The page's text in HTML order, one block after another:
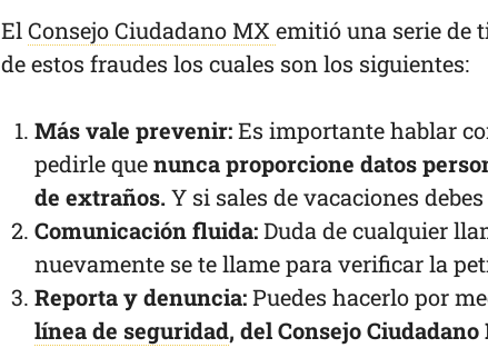
ElConsejo Ciudadano MX emitió una serie de
de estos fraudes los cuales son los siguientes:
Más vale prevenir:Es importante hablar
pedirle quenunca proporcione datos
de extraños.Y si sales de vacaciones
Comunicación fluida:Duda de cualquier
nuevamente se te llame para verificar la
Reporta y denuncia:Puedes hacerlo por
línea de seguridad, del Consejo Ciudadano